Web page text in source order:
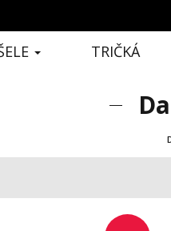
TRIČKÁ